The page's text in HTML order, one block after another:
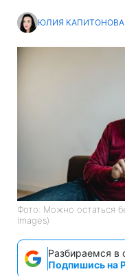
ЮЛИЯ КАПИТОНОВА
Фото: Можно остаться
Images)
Разбираемся в
Подпишись на